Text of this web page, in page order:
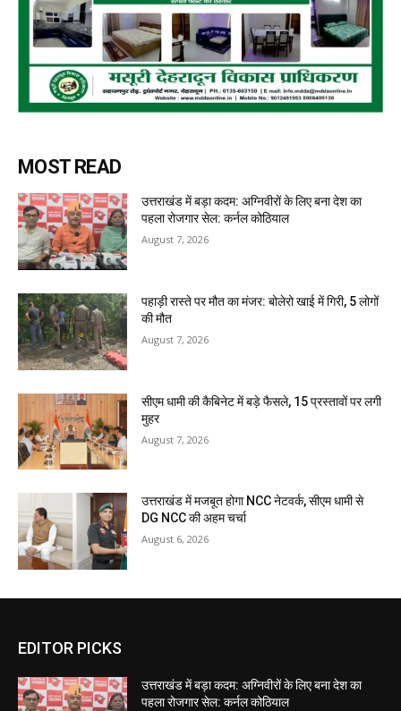
MOST READ
उत्तराखंड में बड़ा कदम: अग्निवीरों के लिए बना देश का
पहला रोजगार सेल: कर्नल कोठियाल
August 7, 2026
पहाड़ी रास्ते पर मौत का मंजर: बोलेरो खाई में गिरी, 5 लोगों
की मौत
August 7, 2026
सीएम धामी की कैबिनेट में बड़े फैसले, 15 प्रस्तावों पर लगी
मुहर
August 7, 2026
उत्तराखंड में मजबूत होगा NCC नेटवर्क, सीएम धामी से
DG NCC की अहम चर्चा
August 6, 2026
EDITOR PICKS
उत्तराखंड में बड़ा कदम: अग्निवीरों के लिए बना देश का
पहला रोजगार सेल: कर्नल कोठियाल